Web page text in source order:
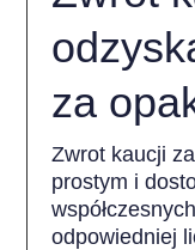
za
Zwrot kaucji
prostym i
odpowiedniej